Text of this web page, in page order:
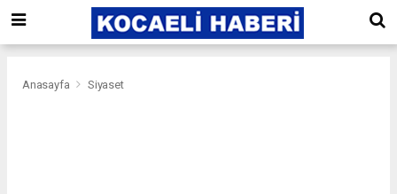
Anasayfa Siyaset